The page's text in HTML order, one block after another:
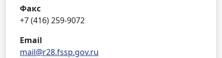
Факс
+7 (416) 259-9072
Email
mail@r28.fssp.gov.ru